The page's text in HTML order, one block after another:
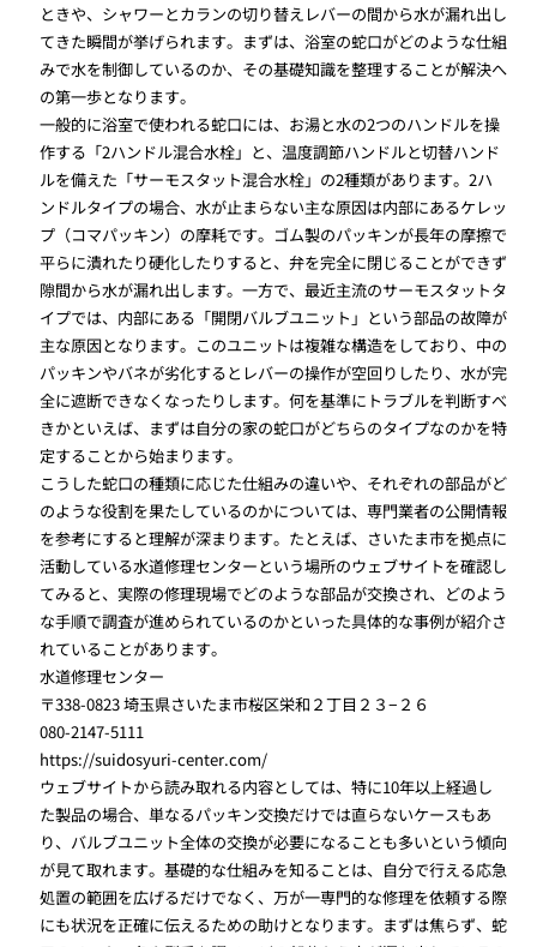
ときや、シャワーとカランの切り替えレバーの間から水が漏れ出し
てきた瞬間が挙げられます。まずは、浴室の蛇口がどのような仕組
みで水を制御しているのか、その基礎知識を整理することが解決へ
の第一歩となります。
一般的に浴室で使われる蛇口には、お湯と水の2つのハンドルを操
作する「2ハンドル混合水栓」と、温度調節ハンドルと切替ハンド
ルを備えた「サーモスタット混合水栓」の2種類があります。2ハ
ンドルタイプの場合、水が止まらない主な原因は内部にあるケレッ
プ（コマパッキン）の摩耗です。ゴム製のパッキンが長年の摩擦で
平らに潰れたり硬化したりすると、弁を完全に閉じることができず
隙間から水が漏れ出します。一方で、最近主流のサーモスタットタ
イプでは、内部にある「開閉バルブユニット」という部品の故障が
主な原因となります。このユニットは複雑な構造をしており、中の
パッキンやバネが劣化するとレバーの操作が空回りしたり、水が完
全に遮断できなくなったりします。何を基準にトラブルを判断すべ
きかといえば、まずは自分の家の蛇口がどちらのタイプなのかを特
定することから始まります。
こうした蛇口の種類に応じた仕組みの違いや、それぞれの部品がど
のような役割を果たしているのかについては、専門業者の公開情報
を参考にすると理解が深まります。たとえば、さいたま市を拠点に
活動している水道修理センターという場所のウェブサイトを確認し
てみると、実際の修理現場でどのような部品が交換され、どのよう
な手順で調査が進められているのかといった具体的な事例が紹介さ
れていることがあります。
水道修理センター
〒338-0823 埼玉県さいたま市桜区栄和２丁目２３−２６
080-2147-5111
https://suidosyuri-center.com/
ウェブサイトから読み取れる内容としては、特に10年以上経過し
た製品の場合、単なるパッキン交換だけでは直らないケースもあ
り、バルブユニット全体の交換が必要になることも多いという傾向
が見て取れます。基礎的な仕組みを知ることは、自分で行える応急
処置の範囲を広げるだけでなく、万が一専門的な修理を依頼する際
にも状況を正確に伝えるための助けとなります。まずは焦らず、蛇